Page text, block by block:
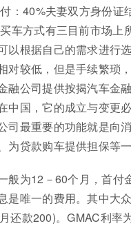
：40%夫妻双方身份
车方式有三目前市场
以根据自己的需求进行
对较低，但是手续繁琐
融公司提供按揭汽车金
中国，它的成立与变更
司最重要的功能就是向
为贷款购车提供担保等
般为12－60个月，首
是唯一的费用。其中大
还款200)。GMAC利